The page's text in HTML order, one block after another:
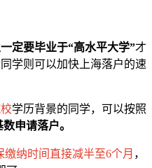
定要毕业于“高水平大学”才
学则可以加快上海落户的速
学历背景的同学，可以按照
申请落户。
纳时间直接减半至6个月 ，